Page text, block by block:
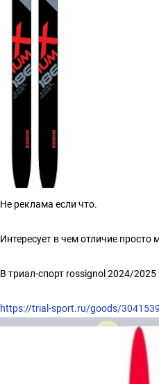
Не реклама если что.
Интересует в чем отличие просто
В триал-спорт rossignol 2024/
https://trial-sport.ru/goods/